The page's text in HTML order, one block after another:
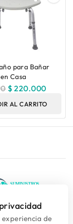
para Bañar
Casa
$ 220.000
AL CARRITO
colguía.com.co
de